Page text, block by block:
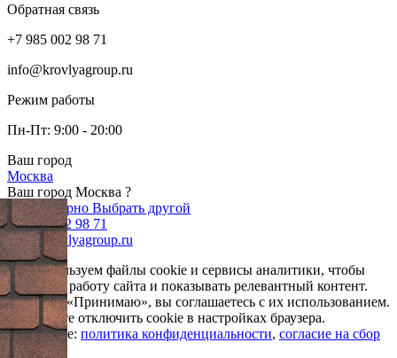
Обратная связь
+7 985 002 98 71
info@krovlyagroup.ru
Режим работы
Пн-Пт: 9:00 - 20:00
Ваш город
Москва
Ваш город Москва ?
Да, все верно Выбрать другой
+7 985 002 98 71
info@krovlyagroup.ru
Мы используем файлы cookie и сервисы аналитики, чтобы
улучшить работу сайта и показывать релевантный контент.
Нажимая «Принимаю», вы соглашаетесь с их использованием.
Вы можете отключить cookie в настройках браузера.
Подробнее: политика конфиденциальности, согласие на сбор
cookie